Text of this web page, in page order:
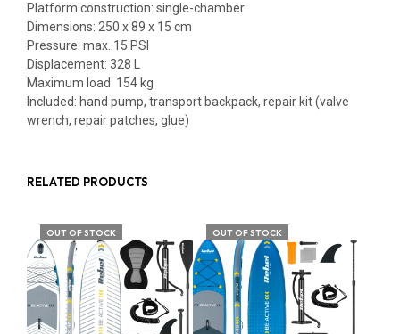
Platform construction: single-chamber
Dimensions: 250 x 89 x 15 cm
Pressure: max. 15 PSI
Displacement: 328 L
Maximum load: 154 kg
Included: hand pump, transport backpack, repair kit (valve
wrench, repair patches, glue)
RELATED PRODUCTS
OUT OF STOCK OUT OF STOCK